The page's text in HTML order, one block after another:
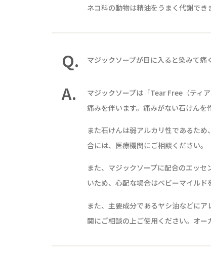
ネコ科の動物は精油をうまく代謝でき
Q. マジックソープが目に入ると染みて痛
A.
マジックソープは「Tear Free（ティ
痛みを伴います。痛みがない石けんを
また石けんは弱アルカリ性であるた
合には、医療機関にご相談ください。
また、マジックソープに配合のエッ
いため、心配な場合はベビーマイルド
また、主要成分であるヤシ油などに
関にご相談の上ご使用ください。オー